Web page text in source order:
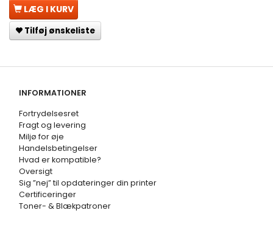
LÆG I KURV
Tilføj ønskeliste
INFORMATIONER
Fortrydelsesret
Fragt og levering
Miljø for øje
Handelsbetingelser
Hvad er kompatible?
Oversigt
Sig ”nej” til opdateringer din printer
Certificeringer
Toner- & Blækpatroner